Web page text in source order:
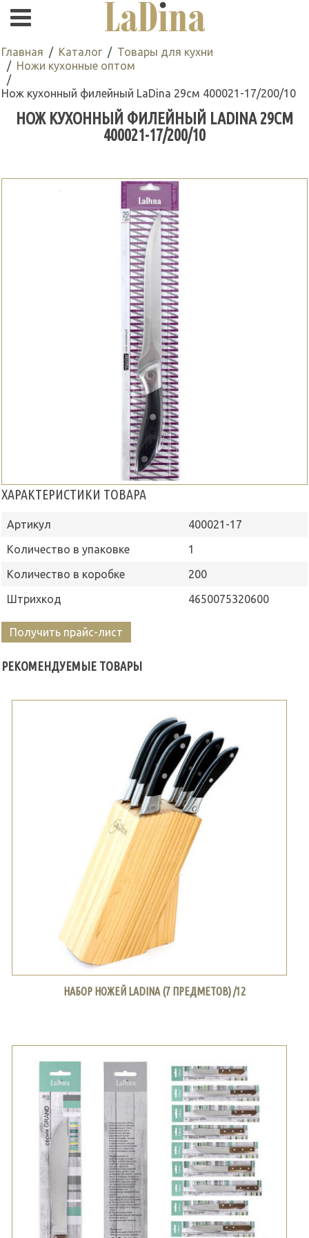
Главная Каталог
Товары для кухни
Ножи кухонные оптом
Нож кухонный филейный LaDina 29см 400021-17/200/10
НОЖ КУХОННЫЙ ФИЛЕЙНЫЙ LADINA 29СМ
400021-17/200/10
ХАРАКТЕРИСТИКИ ТОВАРА
Артикул
400021-17
Количество в упаковке
1
Количество в коробке
200
Штрихкод
4650075320600
Получить прайс-лист
РЕКОМЕНДУЕМЫЕ ТОВАРЫ
НАБОР НОЖЕЙ LADINA (7 ПРЕДМЕТОВ) /12